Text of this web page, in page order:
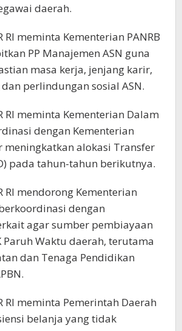
daerah.
RI meminta Kementerian PANRB
PP Manajemen ASN guna
masa kerja, jenjang karir,
perlindungan sosial ASN.
RI meminta Kementerian Dalam
dengan Kementerian
meningkatkan alokasi Transfer
pada tahun-tahun berikutnya.
RI mendorong Kementerian
dengan
agar sumber pembiayaan
Paruh Waktu daerah, terutama
dan Tenaga Pendidikan
RI meminta Pemerintah Daerah
belanja yang tidak